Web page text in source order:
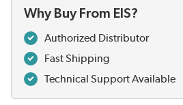
Why Buy From EIS?
Authorized Distributor
Fast Shipping
Technical Support Available